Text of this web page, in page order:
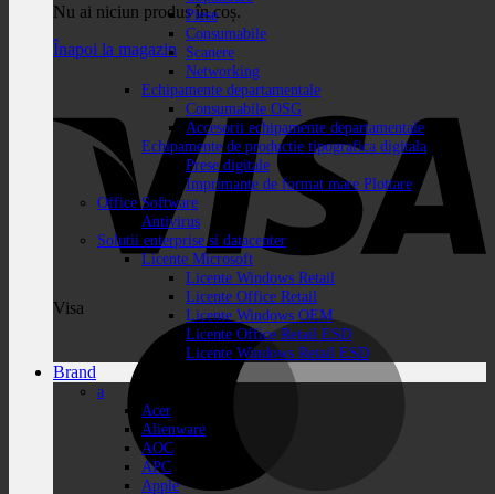
Nu ai niciun produs în coș.
Înapoi la magazin
Visa
Piese
Consumabile
Scanere
Networking
Echipamente departamentale
Consumabile OSG
Accesorii echipamente departamentale
Echipamente de productie tipografica digitala
Prese digitale
Imprimante de format mare Plottare
Office Software
Antivirus
Solutii enterprise si datacenter
Licente Microsoft
Licente Windows Retail
Licente Office Retail
Licente Windows OEM
Licente Office Retail ESD
Licente Windows Retail ESD
Brand
a
Acer
Alienware
AOC
APC
Apple